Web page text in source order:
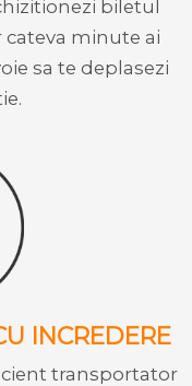
biletul
minute ai
sa te deplasezi
INCREDERE
transportator